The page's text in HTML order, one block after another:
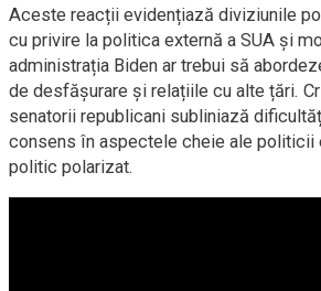
Aceste reacții evidențiază diviziunile
cu privire la politica externă a SUA și
administrația Biden ar trebui să
de desfășurare și relațiile cu alte țări.
senatorii republicani subliniază
consens în aspectele cheie ale politicii
politic polarizat.